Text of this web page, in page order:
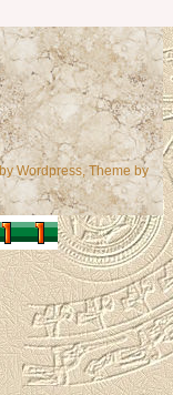
Wordpress, Theme by